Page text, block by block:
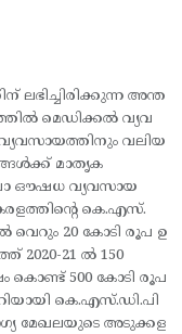
ലഭിച്ചിരിക്കുന്ന അന്ത
മെഡിക്കല്‍ വ്യവ
വലിയ
മാതൃക
ഔഷധ വ്യവസായ
കെ.എസ്.
വെറും 20 കോടി രൂപ ഉ
2020-21 ല്‍ 150
കൊണ്ട് 500 കോടി രൂപ
കെ.എസ്.ഡി.പി
മേഖലയുടെ അടുക്കള